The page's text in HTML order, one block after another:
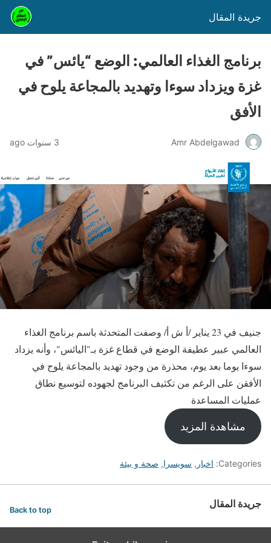
جريدة المقال
برنامج الغذاء العالمي: الوضع “يائس” في
غزة ويزداد سوءا وتهديد بالمجاعة يلوح في
الأفق
Amr Abdelgawad 3 سنوات ago
جنيف في 23 يناير /أ ش أ/ وصفت المتحدثة باسم برنامج الغذاء
العالمي عبير عطيفة الوضع في قطاع غزة بـ"اليائس"، وأنه يزداد
سوءا يوما بعد يوم، محذرة من وجود تهديد بالمجاعة يلوح في
الأفقن على الرغم من تكثيف البرنامج لجهوده لتوسيع نطاق
عمليات المساعدة
مشاهدة المزيد
Categories: اخبار , سويسرا, صحة و بيئة
جريدة المقال Back to top